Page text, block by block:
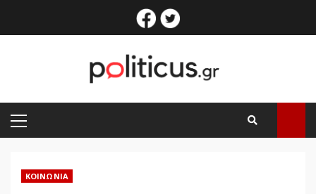
facebook
PRIMARY
MENU
ΚΟΙΝΩΝΊΑ